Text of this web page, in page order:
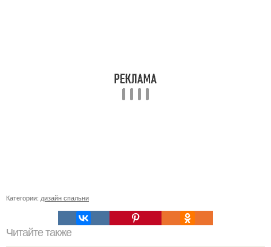
Категории: дизайн спальни
Читайте также